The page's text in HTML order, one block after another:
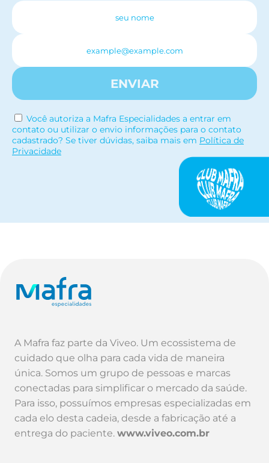
ENVIAR
Você autoriza a Mafra Especialidades a entrar em
contato ou utilizar o envio informações para o contato
cadastrado? Se tiver dúvidas, saiba mais em Política de
Privacidade
A Mafra faz parte da Viveo. Um ecossistema de
cuidado que olha para cada vida de maneira
única. Somos um grupo de pessoas e marcas
conectadas para simplificar o mercado da saúde.
Para isso, possuímos empresas especializadas em
cada elo desta cadeia, desde a fabricação até a
entrega do paciente.www.viveo.com.br